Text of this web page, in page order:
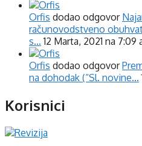
Orfis dodao odgovor
računovodstveno
s… 12 Marta, 2021 na 7:09
Orfis dodao odgovor
na dohodak (“Sl. novine…
Korisnici